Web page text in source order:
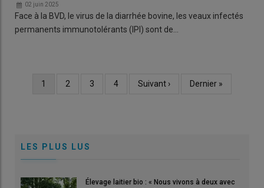
02 juin 2025
Face à la BVD, le virus de la diarrhée bovine, les veaux infectés
permanents immunotolérants (IPI) sont de…
Page
1 Page
2 Page
3 Page
4
Page
Suivant ›
Dernière
Dernier »
LES PLUS LUS
Élevage laitier bio : « Nous vivons à deux avec